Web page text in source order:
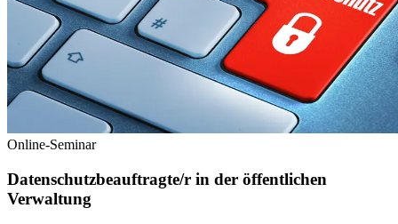
Online-Seminar
Datenschutzbeauftragte/r in der öffentlichen
Verwaltung